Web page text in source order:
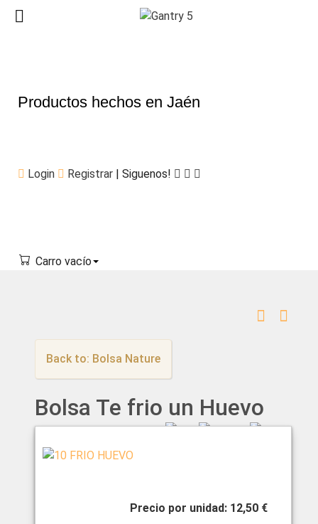
Productos hechos en Jaén
Login Registrar | Siguenos!
Carro vacío
Back to: Bolsa Nature
Bolsa Te frio un Huevo
12,50 €